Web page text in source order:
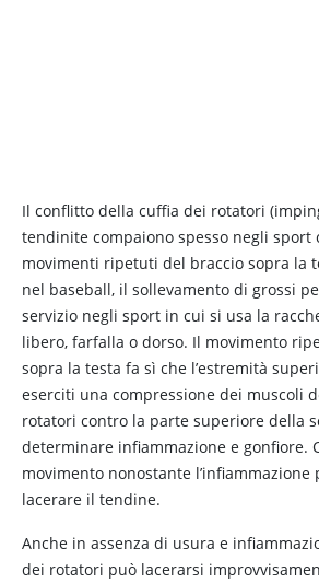
Il conflitto della cuffia dei rotatori
tendinite compaiono spesso negli sport
movimenti ripetuti del braccio sopra la
nel baseball, il sollevamento di grossi
servizio negli sport in cui si usa la
libero, farfalla o dorso. Il movimento
sopra la testa fa sì che l’estremità
eserciti una compressione dei muscoli
rotatori contro la parte superiore della
determinare infiammazione e gonfiore.
movimento nonostante
lacerare il tendine.
Anche in assenza di usura e
dei rotatori può lacerarsi